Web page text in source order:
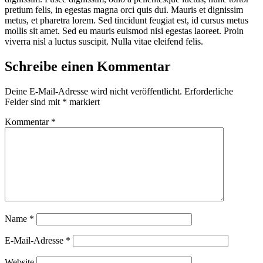
pretium felis, in egestas magna orci quis dui. Mauris et dignissim
metus, et pharetra lorem. Sed tincidunt feugiat est, id cursus metus
mollis sit amet. Sed eu mauris euismod nisi egestas laoreet. Proin
viverra nisl a luctus suscipit. Nulla vitae eleifend felis.
Schreibe einen Kommentar
Deine E-Mail-Adresse wird nicht veröffentlicht. Erforderliche
Felder sind mit * markiert
Kommentar *
Name *
E-Mail-Adresse *